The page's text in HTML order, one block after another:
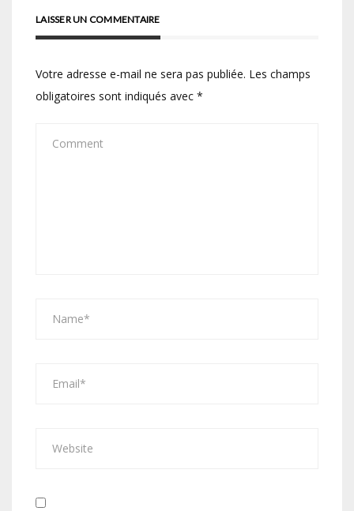
LAISSER UN COMMENTAIRE
Votre adresse e-mail ne sera pas publiée. Les champs
obligatoires sont indiqués avec *